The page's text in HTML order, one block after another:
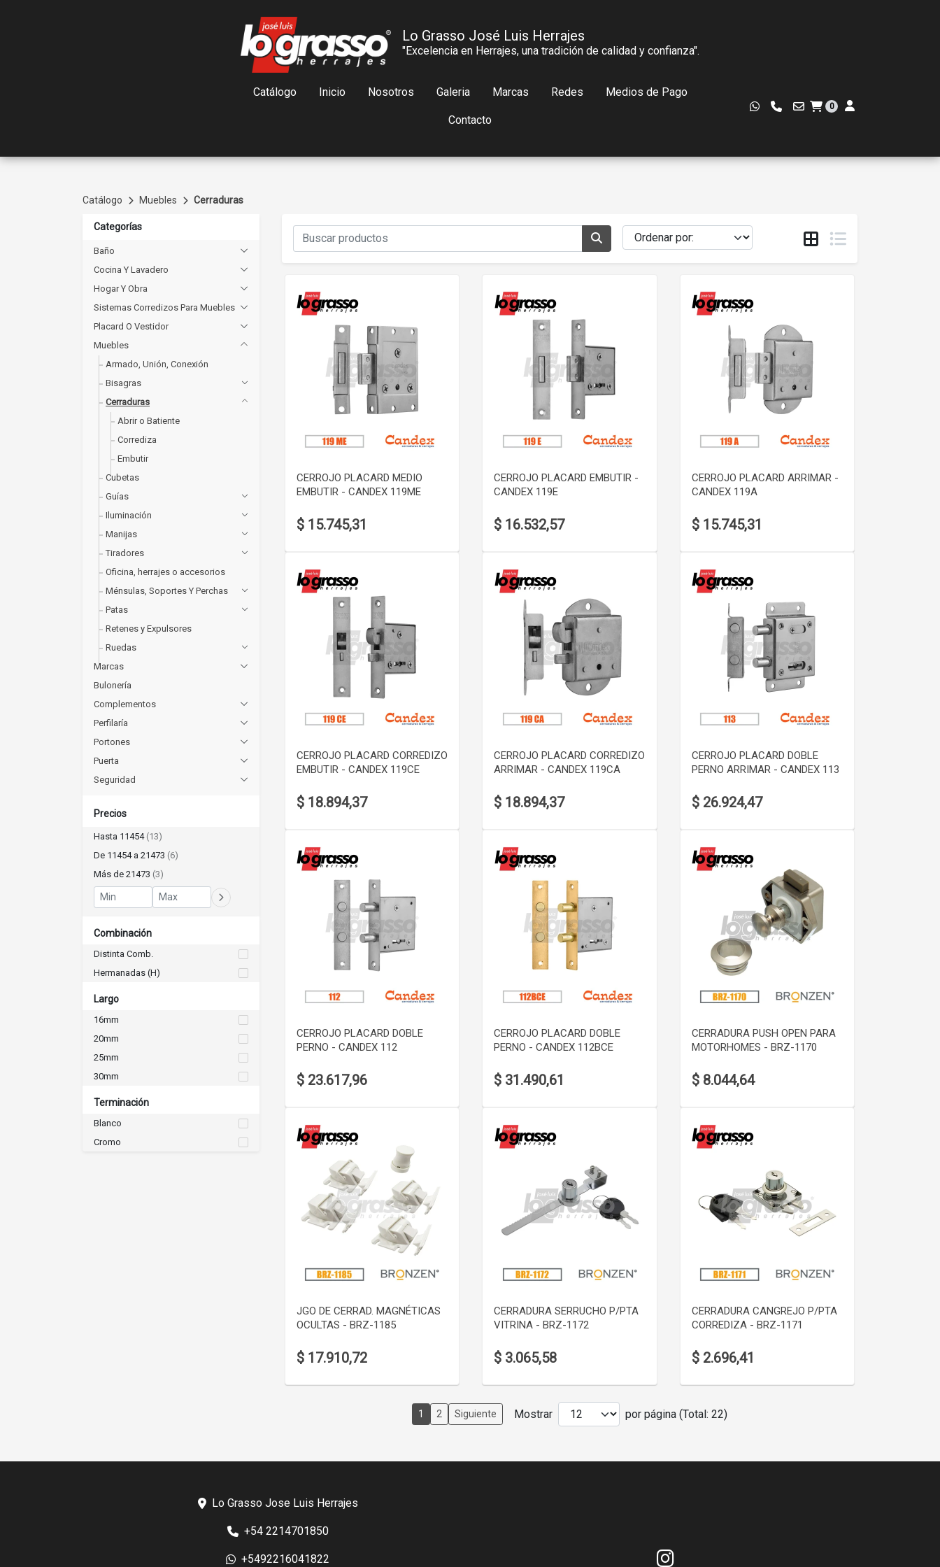
Lo Grasso José Luis Herrajes
"Excelencia en Herrajes, una tradición de calidad y confianza".
Catálogo Inicio Nosotros Galeria Marcas Redes Medios de Pago
Contacto
0
Catálogo Muebles Cerraduras
Categorías
Baño
Cocina Y Lavadero
Hogar Y Obra
Sistemas Corredizos Para Muebles
Placard O Vestidor
Muebles
Armado, Unión, Conexión
Bisagras
Cerraduras
Abrir o Batiente
Corrediza
Embutir
Cubetas
Guías
Iluminación
Manijas
Tiradores
Oficina, herrajes o accesorios
Ménsulas, Soportes Y Perchas
Patas
Retenes y Expulsores
Ruedas
Marcas
Bulonería
Complementos
Perfilaría
Portones
Puerta
Seguridad
Precios
Hasta 11454 (13)
De 11454 a 21473 (6)
Más de 21473 (3)
Combinación
Distinta Comb.
Hermanadas (H)
Largo
16mm
20mm
25mm
30mm
Terminación
Blanco
Cromo
CERROJO PLACARD MEDIO
EMBUTIR - CANDEX 119ME
$ 15.745,31
CERROJO PLACARD EMBUTIR -
CANDEX 119E
$ 16.532,57
CERROJO PLACARD ARRIMAR -
CANDEX 119A
$ 15.745,31
CERROJO PLACARD CORREDIZO
EMBUTIR - CANDEX 119CE
$ 18.894,37
CERROJO PLACARD CORREDIZO
ARRIMAR - CANDEX 119CA
$ 18.894,37
CERROJO PLACARD DOBLE
PERNO ARRIMAR - CANDEX 113
$ 26.924,47
CERROJO PLACARD DOBLE
PERNO - CANDEX 112
$ 23.617,96
CERROJO PLACARD DOBLE
PERNO - CANDEX 112BCE
$ 31.490,61
CERRADURA PUSH OPEN PARA
MOTORHOMES - BRZ-1170
$ 8.044,64
JGO DE CERRAD. MAGNÉTICAS
OCULTAS - BRZ-1185
$ 17.910,72
CERRADURA SERRUCHO P/PTA
VITRINA - BRZ-1172
$ 3.065,58
CERRADURA CANGREJO P/PTA
CORREDIZA - BRZ-1171
$ 2.696,41
1 2 Siguiente Mostrar por página (Total: 22)
Lo Grasso Jose Luis Herrajes
+54 2214701850
+5492216041822